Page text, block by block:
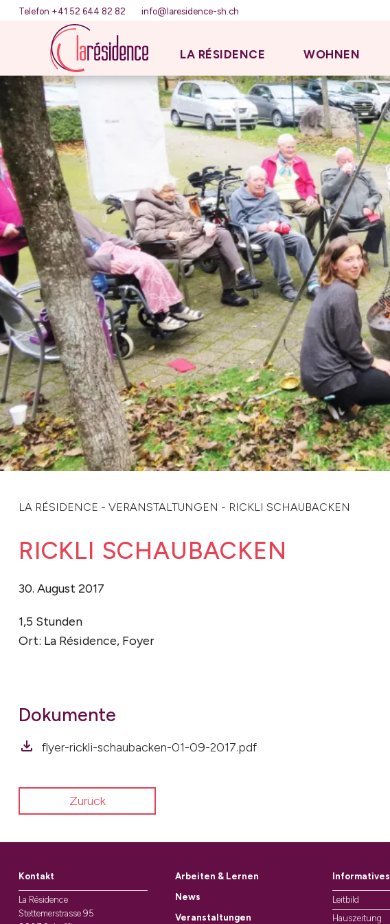
Telefon +41 52 644 82 82 info@laresidence-sh.ch
LA RÉSIDENCE WOHNEN
LA RÉSIDENCE - VERANSTALTUNGEN - RICKLI SCHAUBACKEN
RICKLI SCHAUBACKEN
30. August 2017
1,5 Stunden
Ort: La Résidence, Foyer
Dokumente
flyer-rickli-schaubacken-01-09-2017.pdf
Zurück
Kontakt
La Résidence
Stettemerstrasse 95
Arbeiten & Lernen
News
Veranstaltungen
Informatives
Leitbild
Hauszeitung